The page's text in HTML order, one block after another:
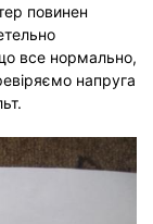
повинен
все нормально,
напруга